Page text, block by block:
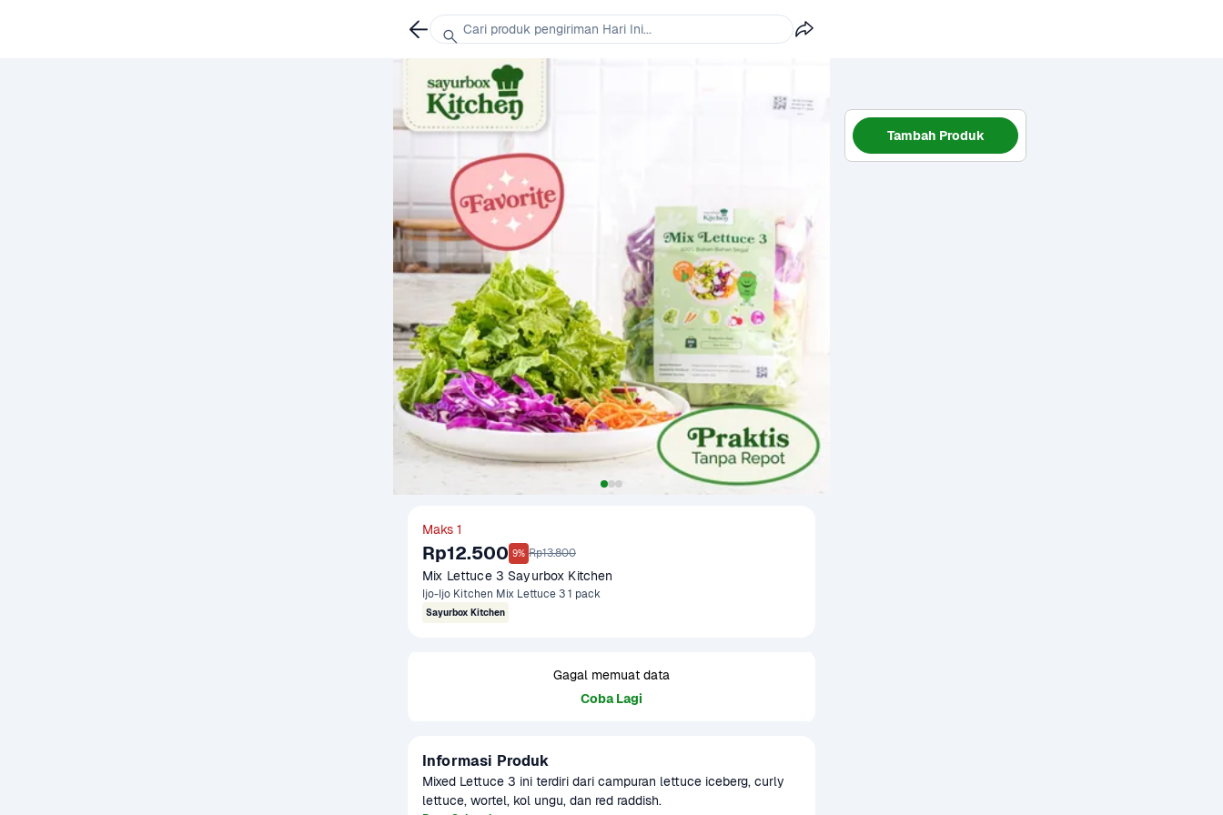
Maks 1
Rp12.500 9% Rp13.800
Mix Lettuce 3 Sayurbox Kitchen
Ijo-Ijo Kitchen Mix Lettuce 3 1 pack
Sayurbox Kitchen
Gagal memuat data
Coba Lagi
Informasi Produk
Mixed Lettuce 3 ini terdiri dari campuran lettuce iceberg, curly
lettuce, wortel, kol ungu, dan red raddish.
Tambah Produk
Cari produk pengiriman Hari Ini...